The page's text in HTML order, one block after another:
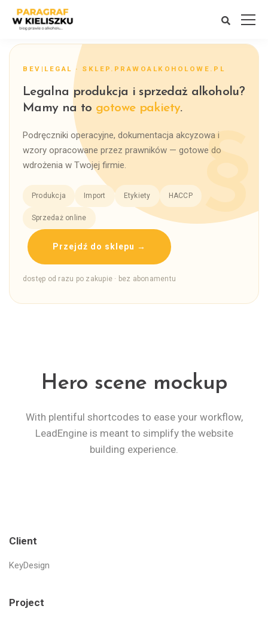
BEV|LEGAL · SKLEP.PRAWOALKOHOLOWE.PL
Legalna produkcja i sprzedaż alkoholu?
Mamy na to gotowe pakiety.
Podręczniki operacyjne, dokumentacja akcyzowa i
wzory opracowane przez prawników — gotowe do
wdrożenia w Twojej firmie.
Produkcja Import Etykiety HACCP
Sprzedaż online
Przejdź do sklepu →
dostęp od razu po zakupie · bez abonamentu
Hero scene mockup
With plentiful shortcodes to ease your workflow,
LeadEngineis meant to simplify the website
building experience.
Client
KeyDesign
Project